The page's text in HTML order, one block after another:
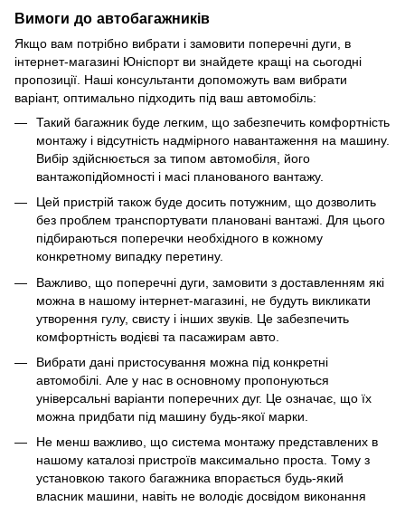
Вимоги до автобагажників
Якщо вам потрібно вибрати і замовити поперечні дуги, в
інтернет-магазині Юніспорт ви знайдете кращі на сьогодні
пропозиції. Наші консультанти допоможуть вам вибрати
варіант, оптимально підходить під ваш автомобіль:
Такий багажник буде легким, що забезпечить комфортність
монтажу і відсутність надмірного навантаження на машину.
Вибір здійснюється за типом автомобіля, його
вантажопідйомності і масі планованого вантажу.
Цей пристрій також буде досить потужним, що дозволить
без проблем транспортувати плановані вантажі. Для цього
підбираються поперечки необхідного в кожному
конкретному випадку перетину.
Важливо, що поперечні дуги, замовити з доставленням які
можна в нашому інтернет-магазині, не будуть викликати
утворення гулу, свисту і інших звуків. Це забезпечить
комфортність водієві та пасажирам авто.
Вибрати дані пристосування можна під конкретні
автомобілі. Але у нас в основному пропонуються
універсальні варіанти поперечних дуг. Це означає, що їх
можна придбати під машину будь-якої марки.
Не менш важливо, що система монтажу представлених в
нашому каталозі пристроїв максимально проста. Тому з
установкою такого багажника впорається будь-який
власник машини, навіть не володіє досвідом виконання